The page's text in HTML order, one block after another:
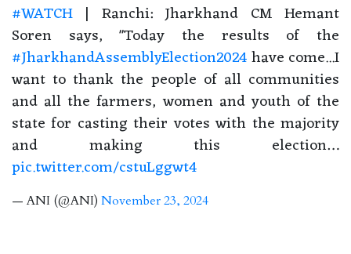
#WATCH | Ranchi: Jharkhand CM Hemant
Soren says, "Today the results of the
#JharkhandAssemblyElection2024have come...I
want to thank the people of all communities
and all the farmers, women and youth of the
state for casting their votes with the majority
and making this election…
pic.twitter.com/cstuLggwt4
— ANI (@ANI) November 23, 2024